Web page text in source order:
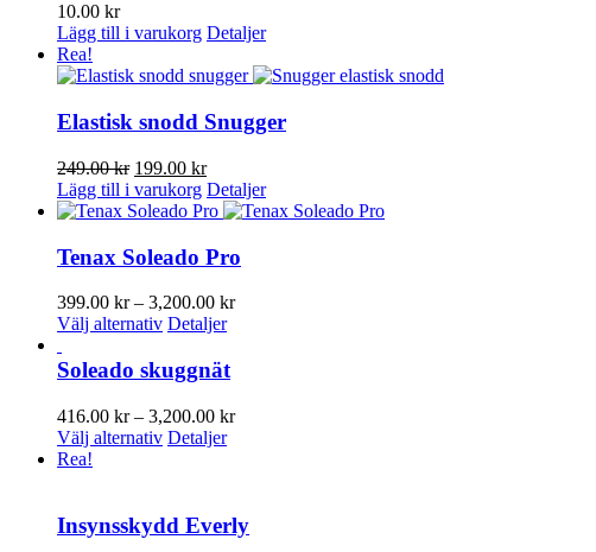
10.00 kr
Lägg till i varukorg Detaljer
Rea!
Elastisk snodd Snugger
249.00kr Det
ursprungliga
priset
249.00 kr.
199.00 krDet
nuvarande
priset
199.00 kr.
Lägg till i varukorg Detaljer
Tenax Soleado Pro
399.00 kr – 3,200.00 krPrisintervall:
Välj alternativ Den
produkten
har
flera
varianter.
De
kan
väljas
Detaljer
Soleado skuggnät
416.00 kr – 3,200.00 krPrisintervall:
Välj alternativ Den
flera
Detaljer
Rea!
Insynsskydd Everly